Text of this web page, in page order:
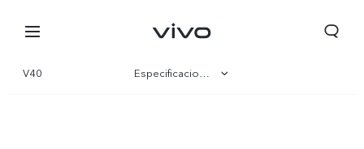
V40 Especificaciones